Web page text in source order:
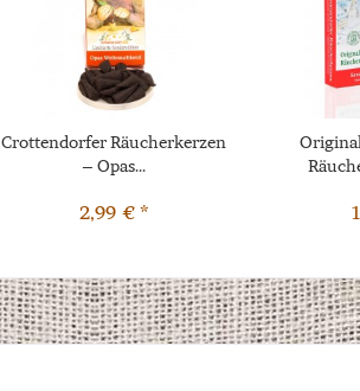
Crottendorfer Räucherkerzen
– Opas...
2,99 € *